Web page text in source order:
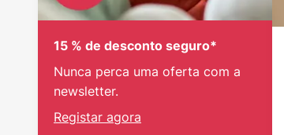
15 % de desconto seguro*
Nunca perca uma oferta com a
newsletter.
Registar agora